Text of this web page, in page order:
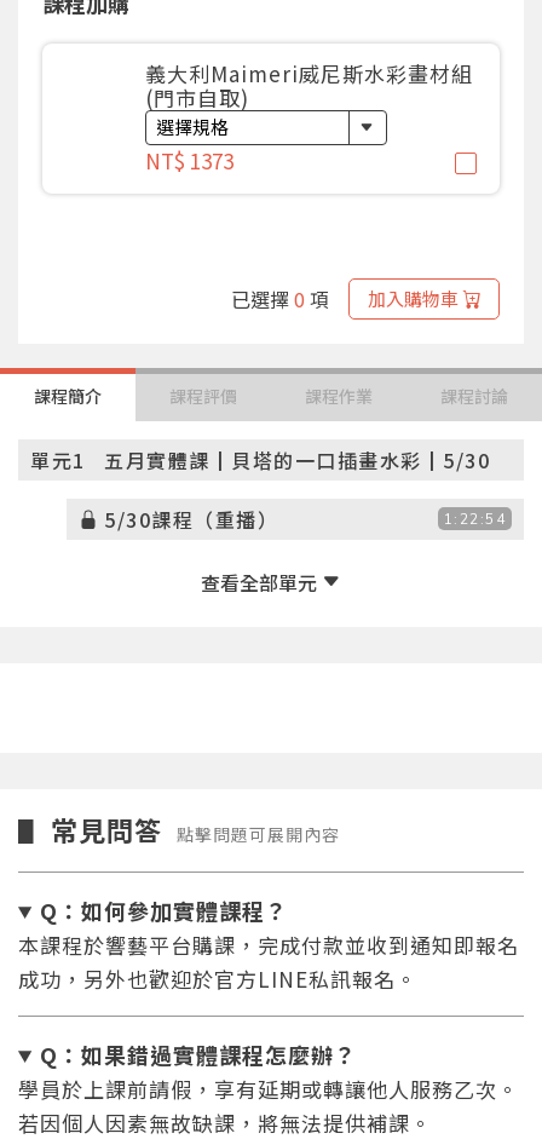
義大利Maimeri威尼斯水彩畫材組
(門市自取)
NT$ 1373
已選擇0 項 加入購物車
課程簡介 課程評價 課程作業 課程討論
單元1 五月實體課┃貝塔的一口插畫水彩┃5/30
5/30課程（重播） 1:22:54
▋ 常見問答 點擊問題可展開內容
Q：如何參加實體課程？
本課程於響藝平台購課，完成付款並收到通知即報名
成功，另外也歡迎於官方LINE私訊報名。
Q：如果錯過實體課程怎麼辦？
學員於上課前請假，享有延期或轉讓他人服務乙次。
若因個人因素無故缺課，將無法提供補課。